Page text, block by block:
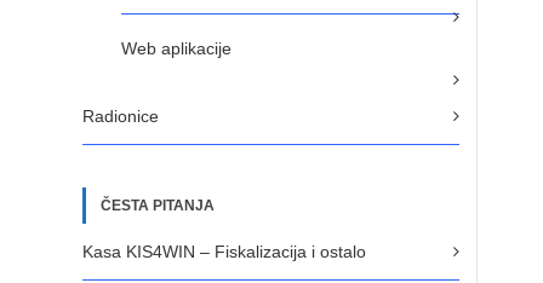
Web aplikacije
Radionice
ČESTA PITANJA
Kasa KIS4WIN – Fiskalizacija i ostalo